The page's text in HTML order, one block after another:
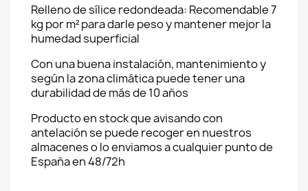
Relleno de sílice redondeada: Recomendable 7
kg por m² para darle peso y mantener mejor la
humedad superficial
Con una buena instalación, mantenimiento y
según la zona climática puede tener una
durabilidad de más de 10 años
Producto en stock que avisando con
antelación se puede recoger en nuestros
almacenes o lo enviamos a cualquier punto de
España en 48/72h